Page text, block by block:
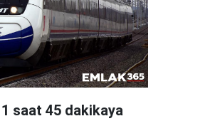
saat 45 dakikaya